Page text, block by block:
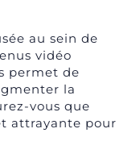
au sein de
vidéo
permet de
la
vous que
attrayante pour